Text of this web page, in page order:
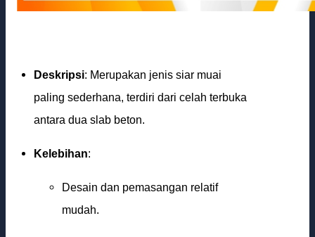
Deskripsi: Merupakan jenis siar muai
paling sederhana, terdiri dari celah terbuka
antara dua slab beton.
Kelebihan:
Desain dan pemasangan relatif
mudah.